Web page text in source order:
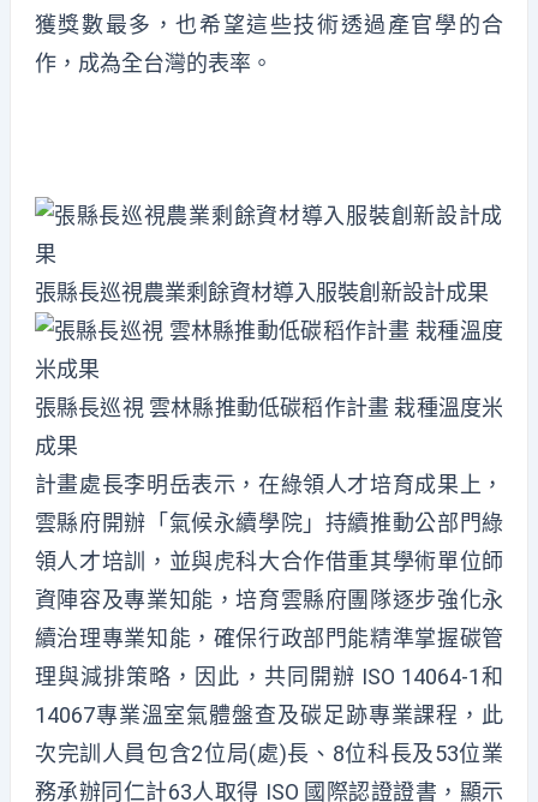
獲獎數最多，也希望這些技術透過產官學的合
作，成為全台灣的表率。
張縣長巡視農業剩餘資材導入服裝創新設計成果
張縣長巡視 雲林縣推動低碳稻作計畫 栽種溫度米
成果
計畫處長李明岳表示，在綠領人才培育成果上，
雲縣府開辦「氣候永續學院」持續推動公部門綠
領人才培訓，並與虎科大合作借重其學術單位師
資陣容及專業知能，培育雲縣府團隊逐步強化永
續治理專業知能，確保行政部門能精準掌握碳管
理與減排策略，因此，共同開辦 ISO 14064-1和
14067專業溫室氣體盤查及碳足跡專業課程，此
次完訓人員包含2位局(處)長、8位科長及53位業
務承辦同仁計63人取得 ISO 國際認證證書，顯示